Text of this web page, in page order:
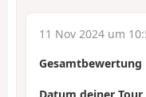
11 Nov 2024 um
Gesamtbewertung
Datum deiner Tour